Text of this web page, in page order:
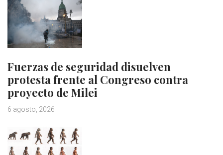
Fuerzas de seguridad disuelven
protesta frente al Congreso contra
proyecto de Milei
6 agosto, 2026